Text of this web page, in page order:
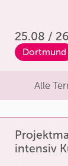
25.08 /
Dortmund
Alle
intensiv